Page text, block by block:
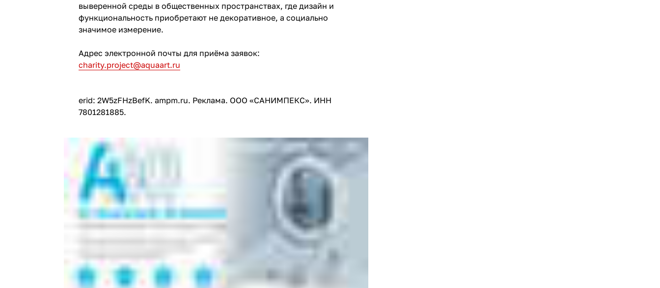
выверенной среды в общественных пространствах, где дизайн и
функциональность приобретают не декоративное, а социально
значимое измерение.
Адрес электронной почты для приёма заявок:
charity.project@aquaart.ru
erid: 2W5zFHzBefK. ampm.ru. Реклама. ООО «САНИМПЕКС». ИНН
7801281885.